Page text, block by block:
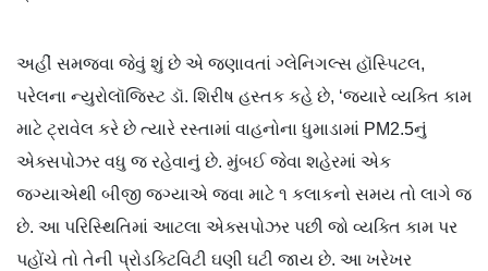
અહીં સમજવા જેવું શું છે એ જણાવતાં ગ્લેનિગલ્સ હૉસ્પિટલ,
પરેલના ન્યુરોલૉજિસ્ટ ડૉ. શિરીષ હસ્તક કહે છે, ‘જ્યારે વ્યક્તિ કામ
માટે ટ્રાવેલ કરે છે ત્યારે રસ્તામાં વાહનોના ધુમાડામાં PM2.5નું
એક્સપોઝર વધુ જ રહેવાનું છે. મુંબઈ જેવા શહેરમાં એક
જગ્યાએથી બીજી જગ્યાએ જવા માટે ૧ કલાકનો સમય તો લાગે જ
છે. આ પરિસ્થિતિમાં આટલા એક્સપોઝર પછી જો વ્યક્તિ કામ પર
પહોંચે તો તેની પ્રોડક્ટિવિટી ઘણી ઘટી જાય છે. આ ખરેખર